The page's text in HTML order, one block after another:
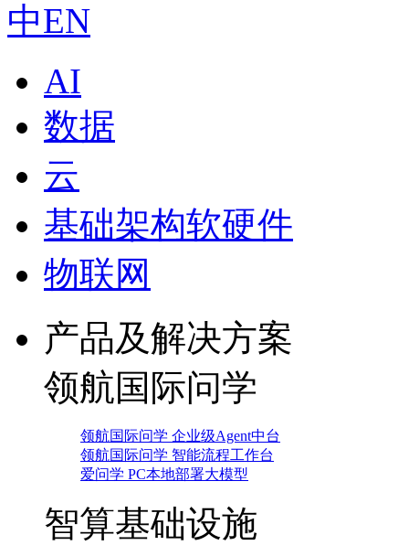
中EN
AI
数据
云
基础架构软硬件
物联网
产品及解决方案
领航国际问学
领航国际问学 企业级Agent中台
领航国际问学 智能流程工作台
爱问学 PC本地部署大模型
智算基础设施